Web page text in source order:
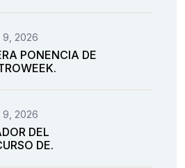
9, 2026
PONENCIA DE
9, 2026
DEL
DE.